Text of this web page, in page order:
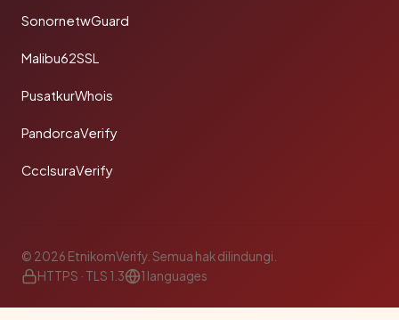
SonornetwGuard
Malibu62SSL
PusatkurWhois
PandorcaVerify
CcclsuraVerify
© 2026 EtnikomVerify. Semua hak dilindungi.
HTTPS · TLS 1.3
1 languages